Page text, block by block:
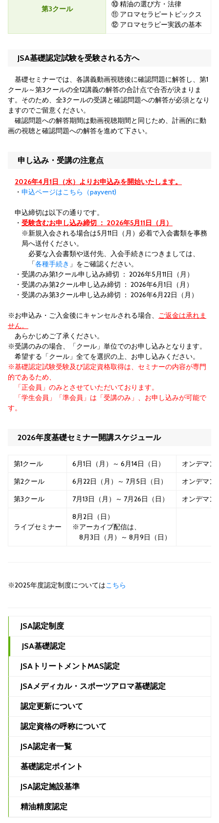
第3クール
⑩ 精油の選び方・法律
⑪ アロマセラピートピックス
⑫ アロマセラピー実践の基本
JSA基礎認定試験を受験される方へ
基礎セミナーでは、各講義動画視聴後に確認問題に解答し、第1
クール～第3クールの全12講義の解答の合計点で合否が決まりま
す。そのため、全3クールの受講と確認問題への解答が必須となり
ますのでご留意ください。
確認問題への解答期間は動画視聴期間と同じため、計画的に動
画の視聴と確認問題への解答を進めて下さい。
申し込み・受講の注意点
2026年4月1日（水）よりお申込みを開始いたします。
・ 申込ページはこちら（payvent)
申込締切は以下の通りです。
・ 受験含むお申し込み締切 ： 2026年5月11日（月）
※新規入会される場合は5月11日（月）必着で入会書類を事務
局へ送付ください。
必要な入会書類や送付先、入会手続きにつきましては、
「各種手続き 」をご確認ください。
・受講のみ第1クール申し込み締切 ： 2026年5月11日（月）
・受講のみ第2クール申し込み締切 ： 2026年6月1日（月）
・受講のみ第3クール申し込み締切 ： 2026年6月22日（月）
※お申込み・ご入金後にキャンセルされる場合、 ご返金は承れま
せん。
あらかじめご了承ください。
※受講のみの場合、「クール」単位でのお申し込みとなります。
希望する「クール」全てを選択の上、お申し込みください。
※基礎認定試験受験及び認定資格取得は、セミナーの内容が専門
的であるため、
「正会員」のみとさせていただいております。
「学生会員」「準会員」は「受講のみ」、お申し込みが可能で
す。
2026年度基礎セミナー開講スケジュール
第1クール 6月1日（月）～ 6月14日（日）
オンデマン
第2クール
6月22日（月）～ 7月5日（日）
オンデマン
第3クール
7月13日（月）～ 7月26日（日） オンデマン
ライブセミナー
8月2日（日）
※アーカイブ配信は、
8月3日（月）～ 8月9日（日）
※2025年度認定制度についてはこちら
JSA認定制度
JSA基礎認定
JSAトリートメントMAS認定
JSAメディカル・スポーツアロマ基礎認定
認定更新について
認定資格の呼称について
JSA認定者一覧
基礎認定ポイント
JSA認定施設基準
精油精度認定